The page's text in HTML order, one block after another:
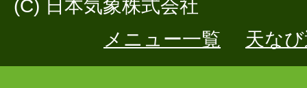
(C) 日本気象株式会社
メニュー一覧
天な